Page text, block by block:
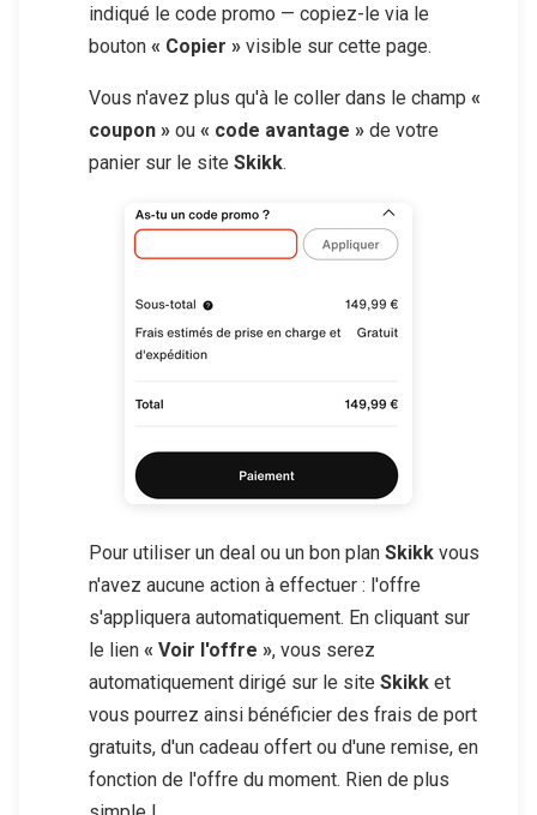
indiqué le code promo — copiez-le via le
bouton « Copier » visible sur cette page.
Vous n'avez plus qu'à le coller dans le champ «
coupon » ou « code avantage » de votre
panier sur le site Skikk.
Pour utiliser un deal ou un bon plan Skikk vous
n'avez aucune action à effectuer : l'offre
s'appliquera automatiquement. En cliquant sur
le lien « Voir l'offre », vous serez
automatiquement dirigé sur le site Skikk et
vous pourrez ainsi bénéficier des frais de port
gratuits, d'un cadeau offert ou d'une remise, en
fonction de l'offre du moment. Rien de plus